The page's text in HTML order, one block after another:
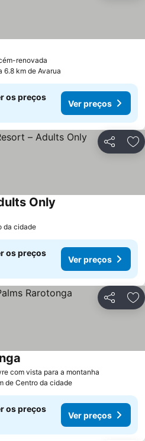
renovada
6.8 km de Avarua
os preços
Ver preços
Partilhar
Only
da cidade
os preços
Ver preços
Partilhar
com vista para a montanha
de Centro da cidade
os preços
Ver preços